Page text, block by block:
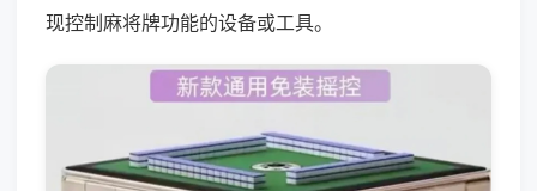
现控制麻将牌功能的设备或工具。